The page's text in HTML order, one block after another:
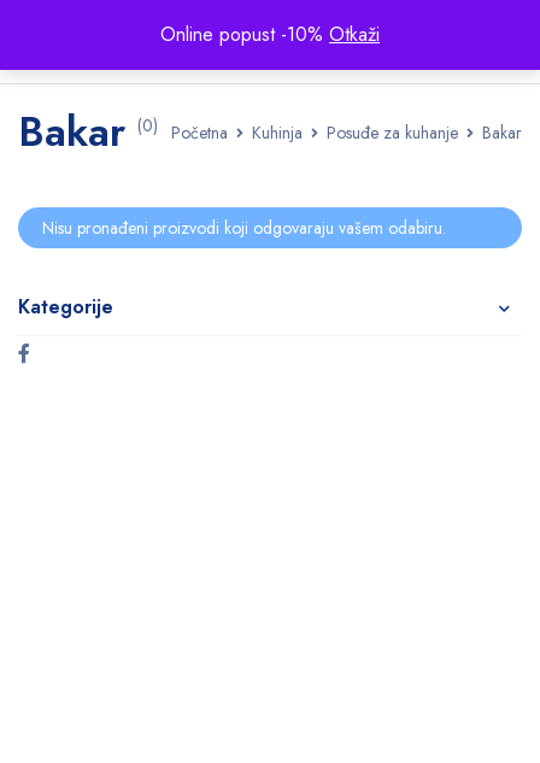
Online popust -10% Otkaži
Početna Kuhinja Posuđe za kuhanje Bakar
Bakar (0)
Kategorije
Nisu pronađeni proizvodi koji odgovaraju vašem odabiru.